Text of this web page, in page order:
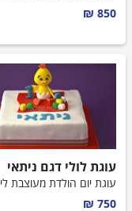
850 ₪
עוגת לולי דגם ניתאי
עוגת יום הולדת מעוצבת
750 ₪